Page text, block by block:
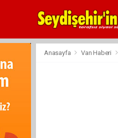
Anasayfa Van Haberi